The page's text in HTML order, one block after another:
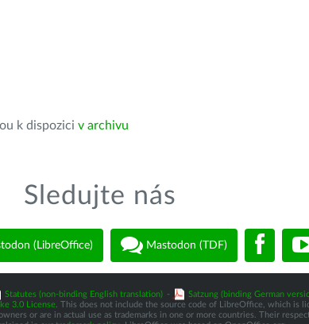
k dispozici v archivu
Sledujte nás
(LibreOffice) Mastodon (TDF)
Statutes (non-binding English translation) - Satzung (binding German
3.0 License. This does not include the source code of LibreOffice, which is
or are in actual use as trademarks in one or more countries. Their